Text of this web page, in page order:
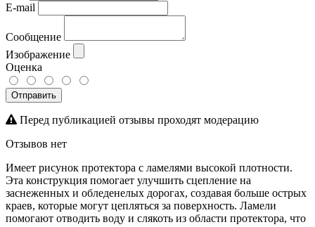
E-mail
Сообщение
Изображение
Оценка
Отправить
Перед публикацией отзывы проходят модерацию
Отзывов нет
Имеет рисунок протектора с ламелями высокой плотности.
Эта конструкция помогает улучшить сцепление на
заснеженных и обледенелых дорогах, создавая больше острых
краев, которые могут цепляться за поверхность. Ламели
помогают отводить воду и слякоть из области протектора, что